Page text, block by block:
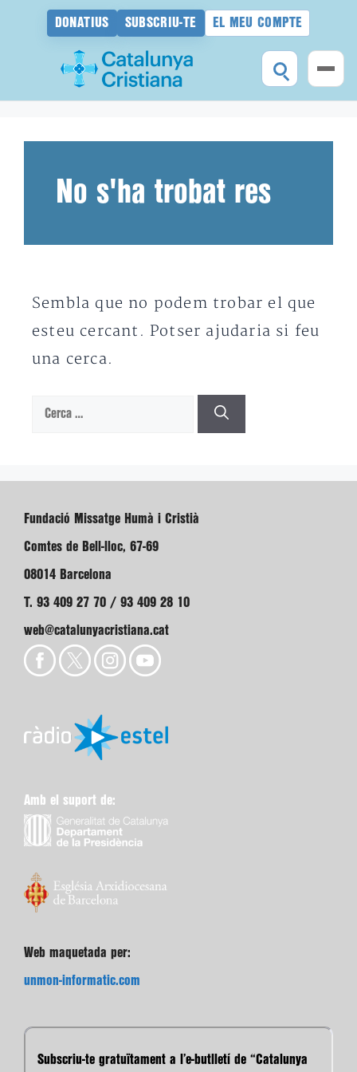
DONATIUS SUBSCRIU-TE EL MEU COMPTE
No s'ha trobat res
Sembla que no podem trobar el que
esteu cercant. Potser ajudaria si feu
una cerca.
Cerca:
Fundació Missatge Humà i Cristià
Comtes de Bell-lloc, 67-69
08014 Barcelona
T. 93 409 27 70 / 93 409 28 10
web@catalunyacristiana.cat
Amb el suport de:
Web maquetada per:
unmon-informatic.com
Subscriu-te gratuïtament a l’e-butlletí de “Catalunya